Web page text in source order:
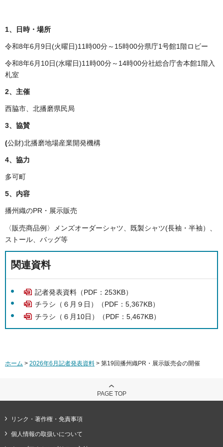
1、 日時・場所
令和8年6月9日(火曜日)11時00分～15時00分県庁1号館1階ロビー
令和8年6月10日(水曜日)11時00分～14時00分社総合庁舎本館1階入
札室
2、主催
西脇市、北播磨県民局
3、協賛
(公財)北播磨地場産業開発機構
4、協力
多可町
5、内容
播州織のPR・展示販売
〈販売商品例〉メンズオーダーシャツ、既製シャツ(長袖・半袖）、
ストール、バッグ等
関連資料
記者発表資料（PDF：253KB）
チラシ（６月９日）（PDF：5,367KB）
チラシ（６月10日）（PDF：5,467KB）
ホーム > 2026年6月記者発表資料 > 第19回播州織PR・展示販売会の開催
PAGE TOP
リンク・著作権・免責事項
個人情報の取扱いについて